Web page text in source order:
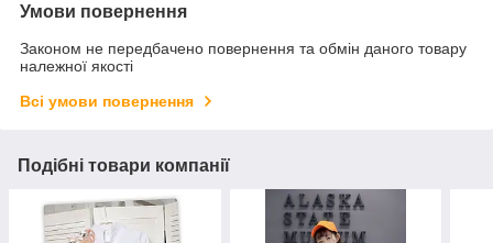
Умови повернення
Законом не передбачено повернення та обмін даного товару
належної якості
Всі умови повернення
Подібні товари компанії